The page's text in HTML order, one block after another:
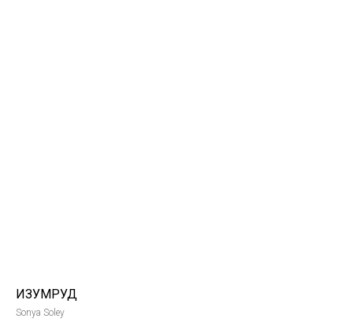
ИЗУМРУД
Sonya Soley